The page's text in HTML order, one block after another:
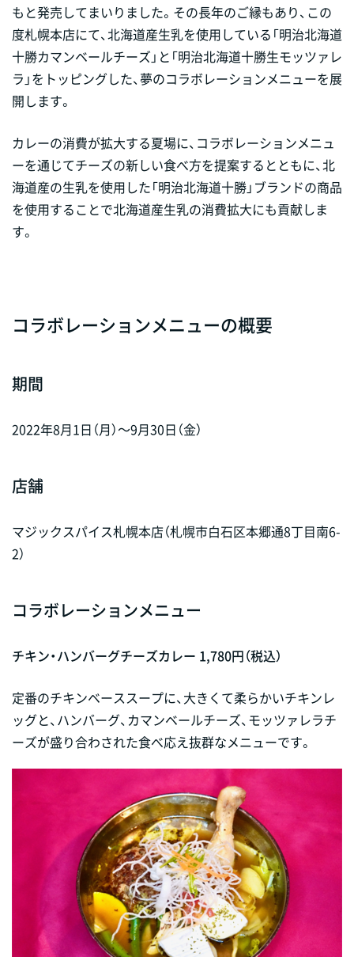
もと発売してまいりました。その長年のご縁もあり、この
度札幌本店にて、北海道産生乳を使用している「明治北海道
十勝カマンベールチーズ」と「明治北海道十勝生モッツァレ
ラ」をトッピングした、夢のコラボレーションメニューを展
開します。
カレーの消費が拡大する夏場に、コラボレーションメニュ
ーを通じてチーズの新しい食べ方を提案するとともに、北
海道産の生乳を使用した「明治北海道十勝」ブランドの商品
を使用することで北海道産生乳の消費拡大にも貢献しま
す。
コラボレーションメニューの概要
期間
2022年8月1日（月）～9月30日（金）
店舗
マジックスパイス札幌本店（札幌市白石区本郷通8丁目南6-
2）
コラボレーションメニュー
チキン・ハンバーグチーズカレー 1,780円（税込）
定番のチキンベーススープに、大きくて柔らかいチキンレ
ッグと、ハンバーグ、カマンベールチーズ、モッツァレラチ
ーズが盛り合わされた食べ応え抜群なメニューです。